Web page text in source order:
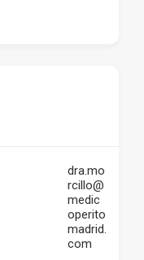
dra.mo
rcillo@
medic
operito
madrid.
com